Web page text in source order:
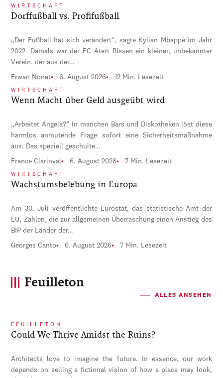
WIRTSCHAFT
Dorffußball vs. Profifußball
„Der Fußball hat sich verändert“, sagte Kylian Mbappé im Jahr
2022. Damals war der FC Atert Bissen ein kleiner, unbekannter
Verein, der aus der…
Erwan Nonet 6. August 2026 12 Min. Lesezeit
WIRTSCHAFT
Wenn Macht über Geld ausgeübt wird
„Arbeitet Angela?“ In manchen Bars und Diskotheken löst diese
harmlos anmutende Frage sofort eine Sicherheitsmaßnahme
aus. Das speziell geschulte…
France Clarinval 6. August 2026 7 Min. Lesezeit
WIRTSCHAFT
Wachstumsbelebung in Europa
Am 30. Juli veröffentlichte Eurostat, das statistische Amt der
EU, Zahlen, die zur allgemeinen Überraschung einen Anstieg des
BIP der Länder der…
Georges Canto 6. August 2026 7 Min. Lesezeit
Feuilleton
ALLES ANSEHEN
FEUILLETON
Could We Thrive Amidst the Ruins?
Architects love to imagine the future. In essence, our work
depends on selling a fictional vision of how a place may look,